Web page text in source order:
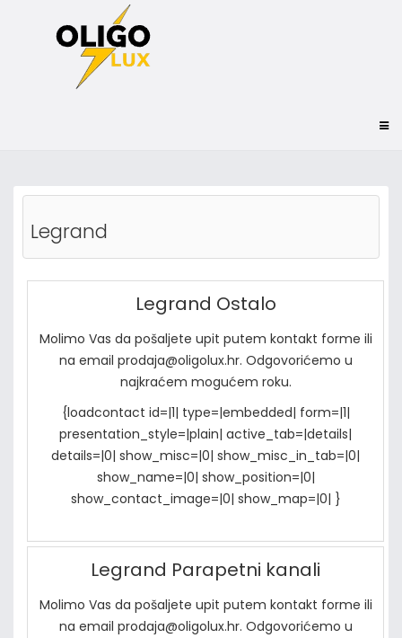
Legrand
Legrand Ostalo
Molimo Vas da pošaljete upit putem kontakt forme ili
na email prodaja@oligolux.hr. Odgovorićemo u
najkraćem mogućem roku.
{loadcontact id=|1| type=|embedded| form=|1|
presentation_style=|plain| active_tab=|details|
details=|0| show_misc=|0| show_misc_in_tab=|0|
show_name=|0| show_position=|0|
show_contact_image=|0| show_map=|0| }
Legrand Parapetni kanali
Molimo Vas da pošaljete upit putem kontakt forme ili
na email prodaja@oligolux.hr. Odgovorićemo u